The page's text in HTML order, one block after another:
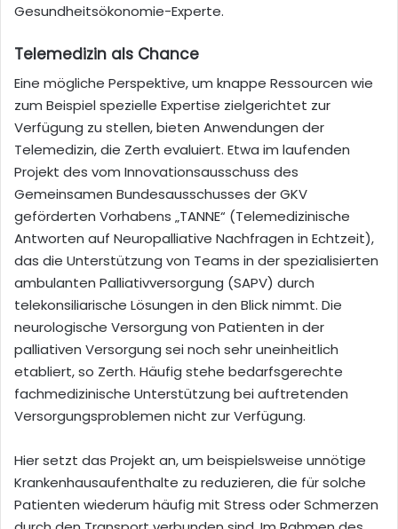
Gesundheitsökonomie-Experte.
Telemedizin als Chance
Eine mögliche Perspektive, um knappe Ressourcen wie
zum Beispiel spezielle Expertise zielgerichtet zur
Verfügung zu stellen, bieten Anwendungen der
Telemedizin, die Zerth evaluiert. Etwa im laufenden
Projekt des vom Innovationsausschuss des
Gemeinsamen Bundesausschusses der GKV
geförderten Vorhabens „TANNE“ (Telemedizinische
Antworten auf Neuropalliative Nachfragen in Echtzeit),
das die Unterstützung von Teams in der spezialisierten
ambulanten Palliativversorgung (SAPV) durch
telekonsiliarische Lösungen in den Blick nimmt. Die
neurologische Versorgung von Patienten in der
palliativen Versorgung sei noch sehr uneinheitlich
etabliert, so Zerth. Häufig stehe bedarfsgerechte
fachmedizinische Unterstützung bei auftretenden
Versorgungsproblemen nicht zur Verfügung.
Hier setzt das Projekt an, um beispielsweise unnötige
Krankenhausaufenthalte zu reduzieren, die für solche
Patienten wiederum häufig mit Stress oder Schmerzen